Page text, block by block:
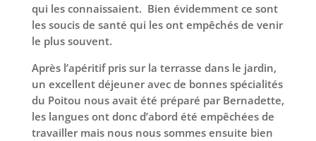
qui les connaissaient. Bien évidemment ce sont
les soucis de santé qui les ont empêchés de venir
le plus souvent.
Après l’apéritif pris sur la terrasse dans le jardin,
un excellent déjeuner avec de bonnes spécialités
du Poitou nous avait été préparé par Bernadette,
les langues ont donc d’abord été empêchées de
travailler mais nous nous sommes ensuite bien